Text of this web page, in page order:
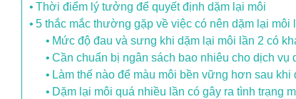
Thời điểm lý tưởng để quyết định dặm lại môi
5 thắc mắc thường gặp về việc có nên dặm lại môi
Mức độ đau và sưng khi dặm lại môi lần 2 có
Cần chuẩn bị ngân sách bao nhiêu cho dịch vụ
Làm thế nào để màu môi bền vững hơn sau khi
Dặm lại môi quá nhiều lần có gây ra tình trạng